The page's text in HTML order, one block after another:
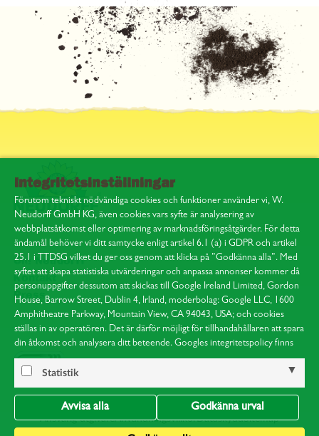
Integritetsinställningar
Förutom tekniskt nödvändiga cookies och funktioner använder vi, W.
Neudorff GmbH KG, även cookies vars syfte är analysering av
webbplatsåtkomst eller optimering av marknadsföringsåtgärder. För detta
ändamål behöver vi ditt samtycke enligt artikel 6.1 (a) i GDPR och artikel
25.1 i TTDSG vilket du ger oss genom att klicka på ”Godkänna alla”. Med
syftet att skapa statistiska utvärderingar och anpassa annonser kommer då
personuppgifter dessutom att skickas till Google Ireland Limited, Gordon
House, Barrow Street, Dublin 4, Irland, moderbolag: Google LLC, 1600
Amphitheatre Parkway, Mountain View, CA 94043, USA; och cookies
ställas in av operatören. Det är därför möjligt för tillhandahållaren att spara
din åtkomst och analysera ditt beteende. Googles integritetspolicy finns
på:https://policies.google.com/privacy.
Hänvisning till behandlingen av dina uppgifter som samlats in på denna
webbplats av Google i USA: Genom att klicka på ”Godkänna alla”
samtycker du samtidigt till att dina uppgifter behandlas i USA i enlighet med
land med en otillräcklig nivå av dataskydd enligt EU-standarder. I synnerhet
Statistik
Avvisa alla Godkänna urval
Om Neudorff
Kontakt
Press
Ansvarig utgivareAnvändningsvillkorDataskyddSitemap